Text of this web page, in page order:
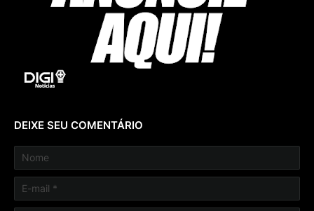
DEIXE SEU COMENTÁRIO